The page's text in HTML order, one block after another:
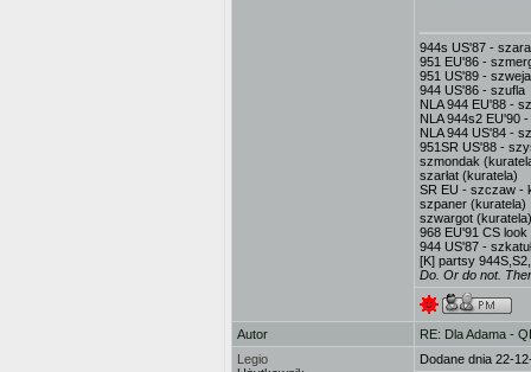
944s US'87 -
951 EU'86 -
951 US'89 - szweja
944 US'86 - szufla
NLA 944 EU'88 -
NLA 944s2 EU'90
NLA 944 US'84 -
951SR US'88 -
szmondak
szarłat (kuratela)
SR EU - szczaw -
szpaner (kuratela)
szwargot (kuratela)
968 EU'91 CS
944 US'87 -
[K] partsy
Do. Or do not.
Autor
RE: Dla Adama -
Legio
Dodane dnia 22-